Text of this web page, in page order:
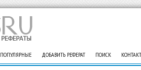
ПОПУЛЯРНЫЕ ДОБАВИТЬ РЕФЕРАТ ПОИСК